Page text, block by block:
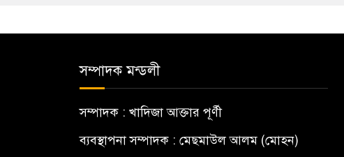
সম্পাদক মন্ডলী
সম্পাদক : খাদিজা আক্তার পূর্ণী
ব্যবস্থাপনা সম্পাদক : মেছমাউল আলম (মোহন)